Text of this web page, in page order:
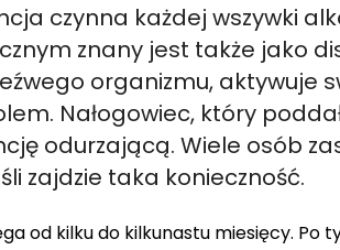
czynna każdej wszywki
znany jest także jako
organizmu, aktywuje
Nałogowiec, który
odurzającą. Wiele osób
zajdzie taka konieczność.
od kilku do kilkunastu miesięcy. Po